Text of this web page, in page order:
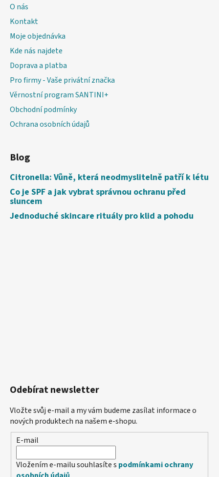
O nás
Kontakt
Moje objednávka
Kde nás najdete
Doprava a platba
Pro firmy - Vaše privátní značka
Věrnostní program SANTINI+
Obchodní podmínky
Ochrana osobních údajů
Blog
Citronella: Vůně, která neodmyslitelně patří k létu
Co je SPF a jak vybrat správnou ochranu před
sluncem
Jednoduché skincare rituály pro klid a pohodu
Odebírat newsletter
Vložte svůj e-mail a my vám budeme zasílat informace o
nových produktech na našem e-shopu.
E-mail
Vložením e-mailu souhlasíte s podmínkami ochrany